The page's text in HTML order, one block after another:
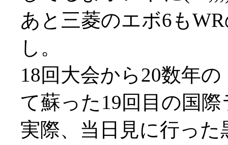
あと三菱のエボ6も
し。
18回大会から20数年
て蘇った19回目の国
実際、当日見に行っ